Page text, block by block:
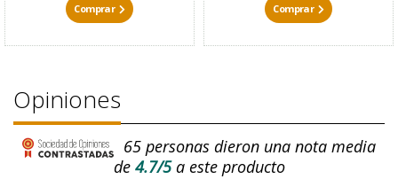
Comprar Comprar
Opiniones
65 personas dieron una nota media
de4.7/5a este producto